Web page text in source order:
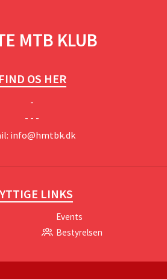
MTB KLUB
FIND OS HER
-
- - -
info@hmtbk.dk
LINKS
Events
Bestyrelsen